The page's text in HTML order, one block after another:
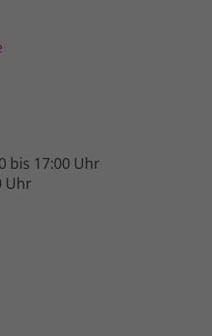
bis 17:00 Uhr
Uhr